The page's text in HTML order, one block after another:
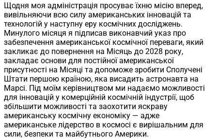
Щодня моя адміністрація просуває їхню місію вперед,
вивільняючи всю силу американських інновацій та
технологій у наступну еру космічних досліджень.
Минулого місяця я підписав виконавчий указ про
забезпечення американської космічної переваги, який
закликає до повернення на Місяць до 2028 року,
закладає основи для постійної американської
присутності на Місяці та допоможе зробити Сполучені
Штати першою країною, яка висадить астронавта на
Марсі. Під моїм керівництвом ми надаємо можливості
для інновацій у комерційній космічній індустрії, щоб
збільшити можливості та заохотити яскраву
американську космічну економіку — адже
американське лідерство в космосі є вирішальним для
сили, безпеки та майбутнього Америки.